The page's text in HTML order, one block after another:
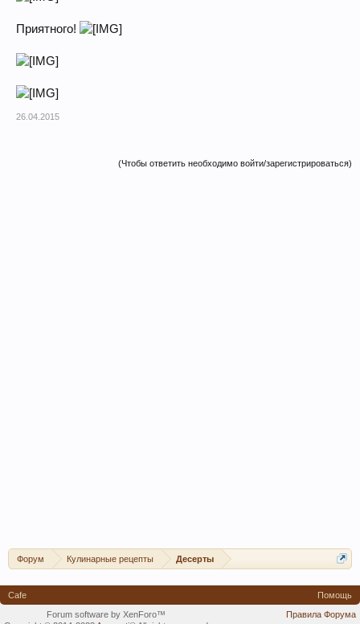
Приятного!
26.04.2015
(Чтобы ответить необходимо войти/зарегистрироваться)
Форум Кулинарные рецепты Десерты
Cafe
Помощь
Правила Форума
Forum software by XenForo™